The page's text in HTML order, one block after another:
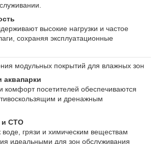
высокие нагрузки и частое
сохраняя эксплуатационные
модульных покрытий для влажных зон
аквапарки
комфорт посетителей обеспечиваются
и дренажным
и СТО
воде, грязи и химическим веществам
идеальными для зон обслуживания